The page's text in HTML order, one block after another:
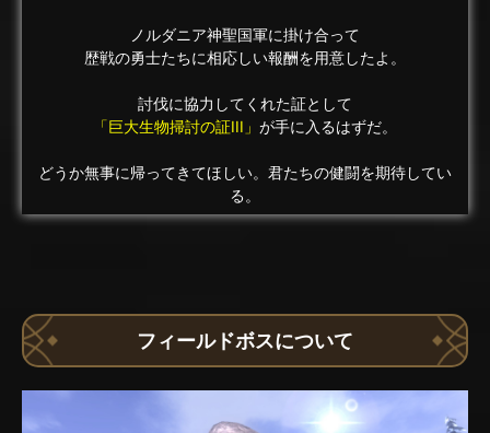
ノルダニア神聖国軍に掛け合って
歴戦の勇士たちに相応しい報酬を用意したよ。
討伐に協力してくれた証として
「巨大生物掃討の証III」 が手に入るはずだ。
どうか無事に帰ってきてほしい。君たちの健闘を期待してい
る。
フィールドボスについて